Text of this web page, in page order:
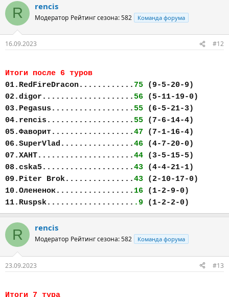
R rencis
Модератор Рейтинг сезона: 582 Команда форума
16.09.2023 #12
Итоги после 6 туров
01.RedFireDracon............ 75 (9-5-20-9)
02.digor.................... 56 (5-11-19-0)
03.Pegasus.................. 55 (6-5-21-3)
04.rencis................... 55 (7-6-14-4)
05.Фаворит..................47 (7-1-16-4)
06.SuperVlad................46 (4-7-20-0)
07.ХАНТ.....................44 (3-5-15-5)
08.cska5....................43 (4-4-21-1)
09.Piter Brok...............43 (2-10-17-0)
10.Олененок................. 16 (1-2-9-0)
11.Ruspsk................... .9 (1-2-2-0)
R rencis
Модератор Рейтинг сезона: 582 Команда форума
23.09.2023 #13
Итоги 7 тура